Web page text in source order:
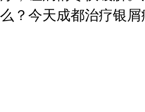
么？今天成都治疗银